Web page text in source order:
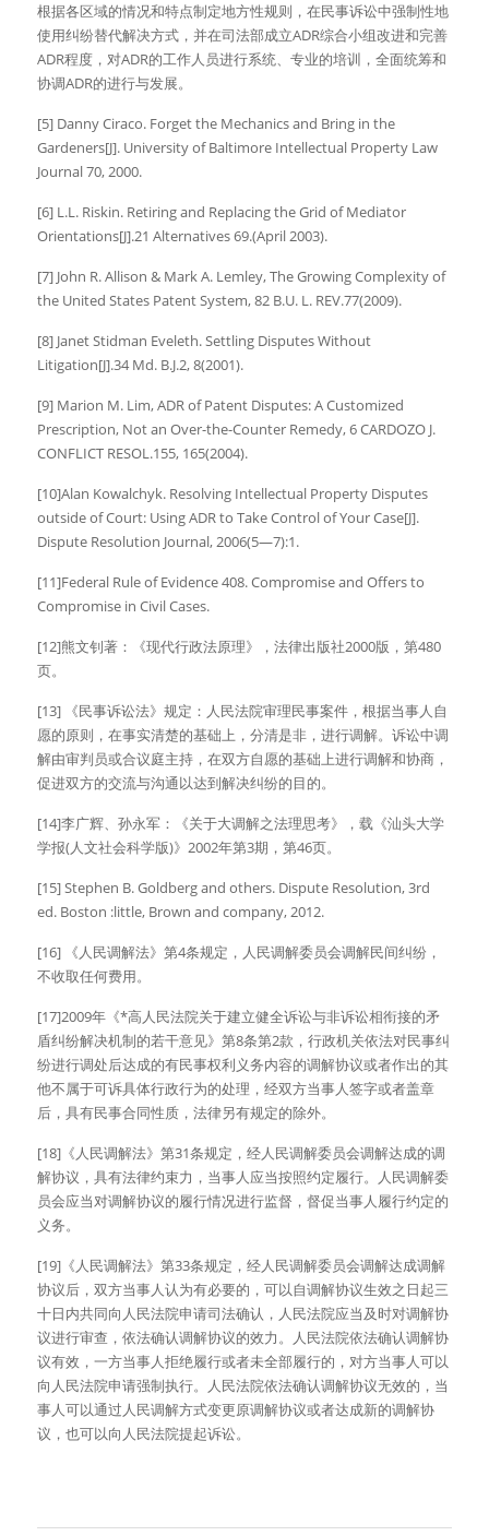
根据各区域的情况和特点制定地方性规则，在民事诉讼中强制性地
使用纠纷替代解决方式，并在司法部成立ADR综合小组改进和完善
ADR程度，对ADR的工作人员进行系统、专业的培训，全面统筹和
协调ADR的进行与发展。
[5] Danny Ciraco. Forget the Mechanics and Bring in the
Gardeners[J]. University of Baltimore Intellectual Property Law
Journal 70, 2000.
[6] L.L. Riskin. Retiring and Replacing the Grid of Mediator
Orientations[J].21 Alternatives 69.(April 2003).
[7] John R. Allison & Mark A. Lemley, The Growing Complexity of
the United States Patent System, 82 B.U. L. REV.77(2009).
[8] Janet Stidman Eveleth. Settling Disputes Without
Litigation[J].34 Md. B.J.2, 8(2001).
[9] Marion M. Lim, ADR of Patent Disputes: A Customized
Prescription, Not an Over-the-Counter Remedy, 6 CARDOZO J.
CONFLICT RESOL.155, 165(2004).
[10]Alan Kowalchyk. Resolving Intellectual Property Disputes
outside of Court: Using ADR to Take Control of Your Case[J].
Dispute Resolution Journal, 2006(5—7):1.
[11]Federal Rule of Evidence 408. Compromise and Offers to
Compromise in Civil Cases.
[12]熊文钊著：《现代行政法原理》，法律出版社2000版，第480
页。
[13] 《民事诉讼法》规定：人民法院审理民事案件，根据当事人自
愿的原则，在事实清楚的基础上，分清是非，进行调解。诉讼中调
解由审判员或合议庭主持，在双方自愿的基础上进行调解和协商，
促进双方的交流与沟通以达到解决纠纷的目的。
[14]李广辉、孙永军：《关于大调解之法理思考》，载《汕头大学
学报(人文社会科学版)》2002年第3期，第46页。
[15] Stephen B. Goldberg and others. Dispute Resolution, 3rd
ed. Boston :little, Brown and company, 2012.
[16] 《人民调解法》第4条规定，人民调解委员会调解民间纠纷，
不收取任何费用。
[17]2009年《*高人民法院关于建立健全诉讼与非诉讼相衔接的矛
盾纠纷解决机制的若干意见》第8条第2款，行政机关依法对民事纠
纷进行调处后达成的有民事权利义务内容的调解协议或者作出的其
他不属于可诉具体行政行为的处理，经双方当事人签字或者盖章
后，具有民事合同性质，法律另有规定的除外。
[18]《人民调解法》第31条规定，经人民调解委员会调解达成的调
解协议，具有法律约束力，当事人应当按照约定履行。人民调解委
员会应当对调解协议的履行情况进行监督，督促当事人履行约定的
义务。
[19]《人民调解法》第33条规定，经人民调解委员会调解达成调解
协议后，双方当事人认为有必要的，可以自调解协议生效之日起三
十日内共同向人民法院申请司法确认，人民法院应当及时对调解协
议进行审查，依法确认调解协议的效力。人民法院依法确认调解协
议有效，一方当事人拒绝履行或者未全部履行的，对方当事人可以
向人民法院申请强制执行。人民法院依法确认调解协议无效的，当
事人可以通过人民调解方式变更原调解协议或者达成新的调解协
议，也可以向人民法院提起诉讼。